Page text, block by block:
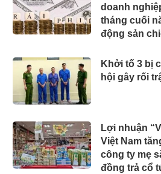
doanh
tháng cuối
động sản
Khởi tố 3 bị
hội gây rối
Lợi nhuận
Việt Nam
công ty mẹ
đồng trả cổ